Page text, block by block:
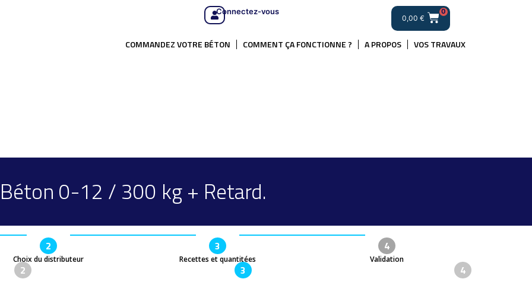
Connectez-vous
0,00 €
0
COMMANDEZ VOTRE BÉTON COMMENT ÇA FONCTIONNE ? A PROPOS VOS TRAVAUX
Béton 0-12 / 300 kg + Retard.
2
Choix du distributeur
3
Recettes et quantitées
4
Validation
2 3 4